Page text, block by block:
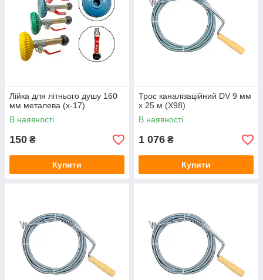
Лійка для літнього душу 160
мм металева (х-17)
В наявності
150 ₴
Купити
Трос каналізаційний DV 9 мм
x 25 м (Х98)
В наявності
1 076 ₴
Купити